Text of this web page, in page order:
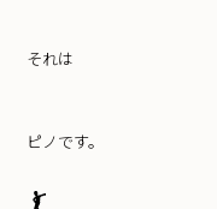
それは
ピノです。